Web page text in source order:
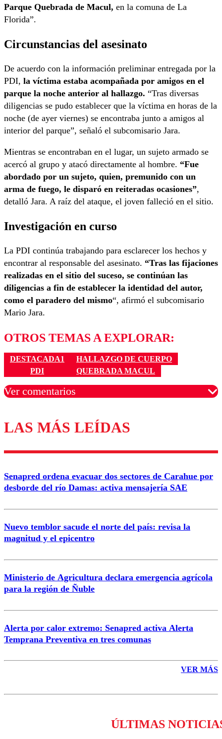
Parque Quebrada de Macul, en la comuna de La
Florida”.
Circunstancias del asesinato
De acuerdo con la información preliminar entregada por la
PDI, la víctima estaba acompañada por amigos en el
parque la noche anterior al hallazgo. “Tras diversas
diligencias se pudo establecer que la víctima en horas de la
noche (de ayer viernes) se encontraba junto a amigos al
interior del parque”, señaló el subcomisario Jara.
Mientras se encontraban en el lugar, un sujeto armado se
acercó al grupo y atacó directamente al hombre. “Fue
abordado por un sujeto, quien, premunido con un
arma de fuego, le disparó en reiteradas ocasiones”,
detalló Jara. A raíz del ataque, el joven falleció en el sitio.
Investigación en curso
La PDI continúa trabajando para esclarecer los hechos y
encontrar al responsable del asesinato. “Tras las fijaciones
realizadas en el sitio del suceso, se continúan las
diligencias a fin de establecer la identidad del autor,
como el paradero del mismo“, afirmó el subcomisario
Mario Jara.
OTROS TEMAS A EXPLORAR:
DESTACADA1
HALLAZGO DE CUERPO
PDI
QUEBRADA MACUL
Ver comentarios
Los comentarios son moderados para garantizar un
diálogo respetuoso.
Correo
LAS MÁS LEÍDAS
Senapred ordena evacuar dos sectores de Carahue por
desborde del río Damas: activa mensajería SAE
Nuevo temblor sacude el norte del país: revisa la
magnitud y el epicentro
Ministerio de Agricultura declara emergencia agrícola
para la región de Ñuble
Alerta por calor extremo: Senapred activa Alerta
Temprana Preventiva en tres comunas
VER MÁS
ÚLTIMAS